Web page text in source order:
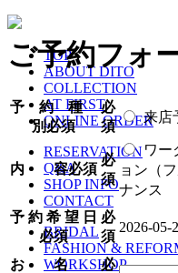
TOP
ABOUT DITO
COLLECTION
AT FIRST
ONLINE ORDER
RESERVATION
Q&A
SHOP INFO
CONTACT
BRIDAL
FASHION &
WORKSHOP
ご予約フォ
予 約 種
別必須
必
須
来店
内 容必須
必
須
ワー
ョン（
ナンス
予 約 希 望 日
必須
必
須
2026-05-
お 名 必